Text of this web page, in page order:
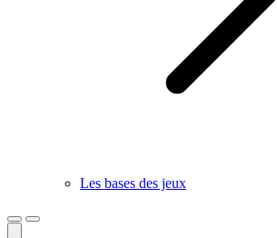
Les bases des jeux